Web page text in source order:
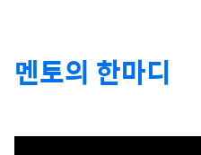
멘토의 한마디